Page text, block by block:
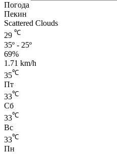
Погода
Пекин
Scattered Clouds
29 ℃
35º - 25º
69%
1.71 km/h
35℃
Пт
33℃
Сб
33℃
Вс
33℃
Пн